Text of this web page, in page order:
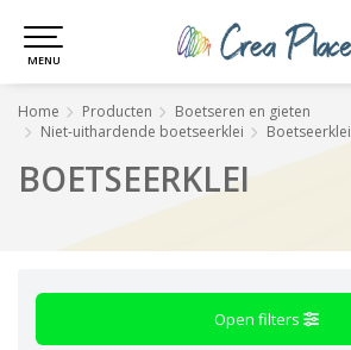
MENU
Home Producten
Boetseren en gieten
Niet-uithardende boetseerklei
Boetseerklei
BOETSEERKLEI
Open filters